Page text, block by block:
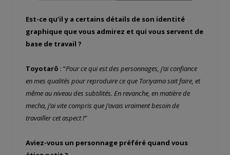
Est-ce qu’il y a certains détails de son identité
graphique que vous admirez et qui vous servent de
base de travail ?
Toyotarô : “Pour ce qui est des personnages, j’ai confiance
en mes qualités pour reproduire ce que Toriyama sait faire, et
même au niveau des subtilités. En revanche, en matière de
mecha, j’ai vite compris que j’avais vraiment besoin de
travailler cet aspect !”
Aviez-vous un personnage préféré quand vous